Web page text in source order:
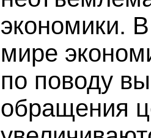
экономики.
мире
по поводу
обращения